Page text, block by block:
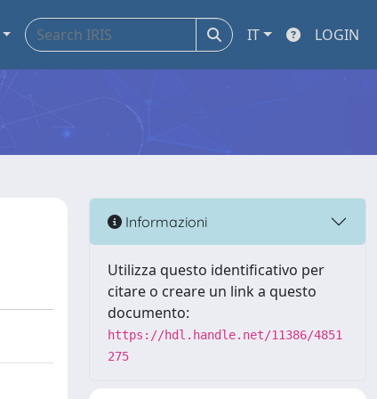
IT LOGIN
Informazioni
Utilizza questo identificativo per
citare o creare un link a questo
documento:
https://hdl.handle.net/11386/4851
275